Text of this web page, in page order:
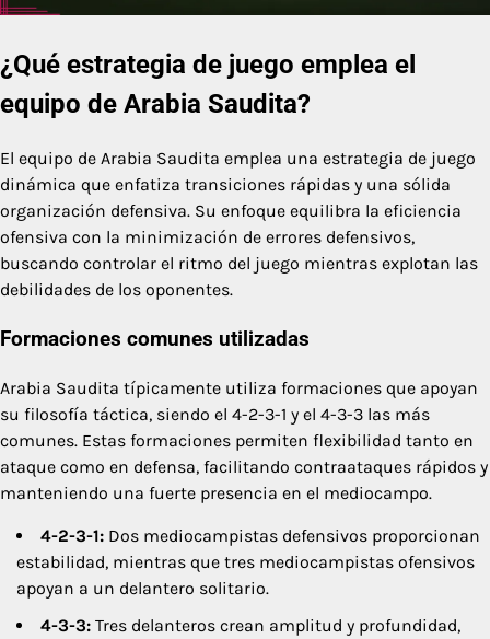
¿Qué estrategia de juego emplea el
equipo de Arabia Saudita?
El equipo de Arabia Saudita emplea una estrategia de juego
dinámica que enfatiza transiciones rápidas y una sólida
organización defensiva. Su enfoque equilibra la eficiencia
ofensiva con la minimización de errores defensivos,
buscando controlar el ritmo del juego mientras explotan las
debilidades de los oponentes.
Formaciones comunes utilizadas
Arabia Saudita típicamente utiliza formaciones que apoyan
su filosofía táctica, siendo el 4-2-3-1 y el 4-3-3 las más
comunes. Estas formaciones permiten flexibilidad tanto en
ataque como en defensa, facilitando contraataques rápidos y
manteniendo una fuerte presencia en el mediocampo.
4-2-3-1: Dos mediocampistas defensivos proporcionan
estabilidad, mientras que tres mediocampistas ofensivos
apoyan a un delantero solitario.
4-3-3: Tres delanteros crean amplitud y profundidad,